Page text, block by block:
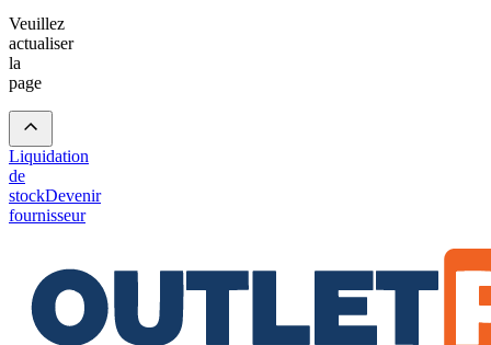
Veuillez
actualiser
la
page
Liquidation
de
stockDevenir
fournisseur